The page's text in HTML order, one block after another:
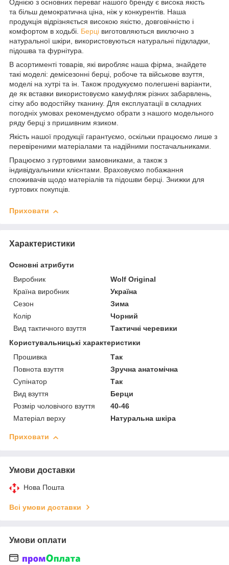
Однією з основних переваг нашого бренду є висока якість
та більш демократична ціна, ніж у конкурентів. Наша
продукція відрізняється високою якістю, довговічністю і
комфортом в ходьбі. Берці виготовляються виключно з
натуральної шкіри, використовуються натуральні підкладки,
підошва та фурнітура.
В асортименті товарів, які виробляє наша фірма, знайдете
такі моделі: демісезонні берці, робоче та військове взуття,
моделі на хутрі та ін. Також продукуємо полегшені варіанти,
де як вставки використовуємо камуфляж різних забарвлень,
сітку або водостійку тканину. Для експлуатації в складних
погодніх умовах рекомендуємо обрати з нашого модельного
ряду берці з пришивним язиком.
Якість нашої продукції гарантуємо, оскільки працюємо лише з
перевіреними матеріалами та надійними постачальниками.
Працюємо з гуртовими замовниками, а також з
індивідуальними клієнтами. Враховуємо побажання
споживачів щодо матеріалів та підошви берці. Знижки для
гуртових покупців.
Приховати
Характеристики
Основні атрибути
Виробник
Wolf Original
Країна виробник
Україна
Сезон
Зима
Колір
Чорний
Вид тактичного взуття
Тактичні черевики
Користувальницькі характеристики
Прошивка
Так
Повнота взуття
Зручна анатомічна
Супінатор
Так
Вид взуття
Берци
Розмір чоловічого взуття
40-46
Матеріал верху
Натуральна шкіра
Приховати
Умови доставки
Нова Пошта
Всі умови доставки
Умови оплати